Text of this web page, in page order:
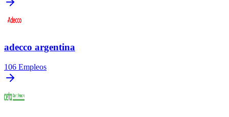
adecco argentina
106 Empleos